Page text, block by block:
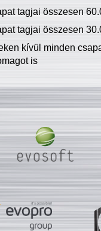
tagjai összesen
tagjai összesen
kívül minden
is